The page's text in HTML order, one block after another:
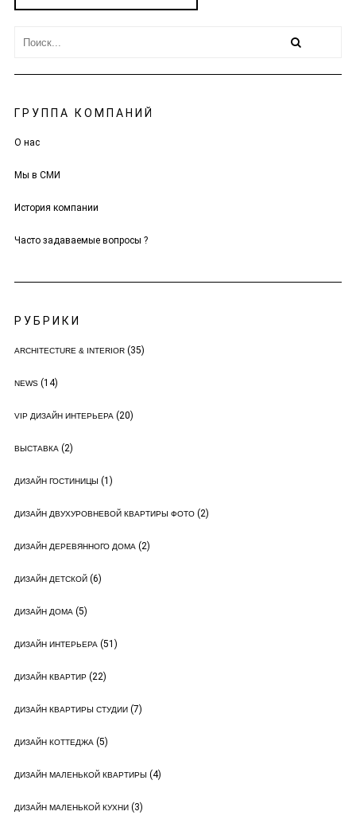
ГРУППА КОМПАНИЙ
О нас
Мы в СМИ
История компании
Часто задаваемые вопросы ?
РУБРИКИ
ARCHITECTURE & INTERIOR(35)
NEWS(14)
VIP ДИЗАЙН ИНТЕРЬЕРА(20)
ВЫСТАВКА(2)
ДИЗАЙН ГОСТИНИЦЫ (1)
ДИЗАЙН ДВУХУРОВНЕВОЙ КВАРТИРЫ ФОТО(2)
ДИЗАЙН ДЕРЕВЯННОГО ДОМА(2)
ДИЗАЙН ДЕТСКОЙ(6)
ДИЗАЙН ДОМА(5)
ДИЗАЙН ИНТЕРЬЕРА(51)
ДИЗАЙН КВАРТИР(22)
ДИЗАЙН КВАРТИРЫ СТУДИИ(7)
ДИЗАЙН КОТТЕДЖА(5)
ДИЗАЙН МАЛЕНЬКОЙ КВАРТИРЫ (4)
ДИЗАЙН МАЛЕНЬКОЙ КУХНИ(3)